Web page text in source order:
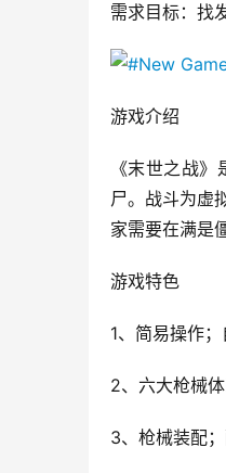
需求目标：找
游戏介绍
《末世之战
尸。战斗为虚
家需要在满是
游戏特色
1、简易操作
2、六大枪械
3、枪械装配